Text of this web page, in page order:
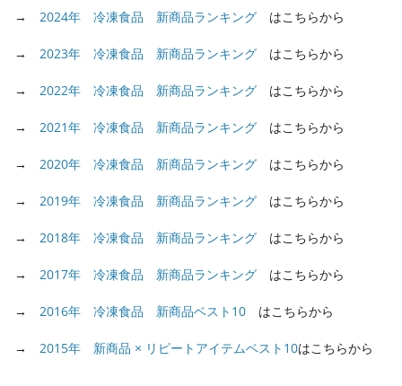
→ 2024年 冷凍食品 新商品ランキング はこちらから
→ 2023年 冷凍食品 新商品ランキング はこちらから
→ 2022年 冷凍食品 新商品ランキング はこちらから
→ 2021年 冷凍食品 新商品ランキング はこちらから
→ 2020年 冷凍食品 新商品ランキング はこちらから
→ 2019年 冷凍食品 新商品ランキング はこちらから
→ 2018年 冷凍食品 新商品ランキング はこちらから
→ 2017年 冷凍食品 新商品ランキング はこちらから
→ 2016年 冷凍食品 新商品ベスト10 はこちらから
→ 2015年 新商品 × リピートアイテムベスト10はこちらから